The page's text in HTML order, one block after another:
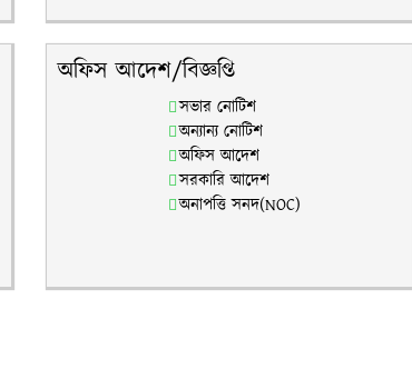
অফিস আদেশ/বিজ্ঞপ্তি
সভার নোটিশ
অন্যান্য নোটিশ
অফিস আদেশ
সরকারি আদেশ
অনাপত্তি সনদ(NOC)